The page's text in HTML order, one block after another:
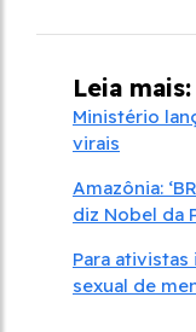
Leia mais:
Ministério
virais
Amazônia:
diz Nobel da
Para
sexual de